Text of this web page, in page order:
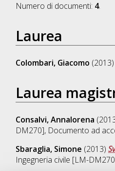
Numero di documenti: 4.
Laurea
Colombari, Giacomo (2013)
Laurea
Consalvi, Annalorena
DM270], Documento ad
Sbaraglia, Simone (2013)
Ingegneria civile [LM-